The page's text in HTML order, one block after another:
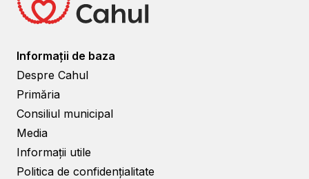
Informații de baza
Despre Cahul
Primăria
Consiliul municipal
Media
Informații utile
Politica de confidențialitate